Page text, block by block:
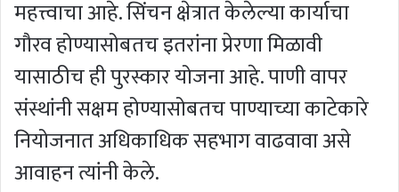
महत्त्वाचा आहे. सिंचन क्षेत्रात केलेल्या कार्याचा
गौरव होण्यासोबतच इतरांना प्रेरणा मिळावी
यासाठीच ही पुरस्कार योजना आहे. पाणी वापर
संस्थांनी सक्षम होण्यासोबतच पाण्याच्या काटेकारे
नियोजनात अधिकाधिक सहभाग वाढवावा असे
आवाहन त्यांनी केले.